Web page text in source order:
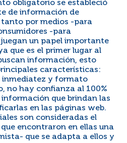
obligatorio se estableció
de información de
por medios -para
-para
un papel importante
que es el primer lugar al
información, esto
características:
inmediatez y formato
no hay confianza al 100%
que brindan las
en las páginas web.
son consideradas el
encontraron en ellas una
que se adapta a ellos y